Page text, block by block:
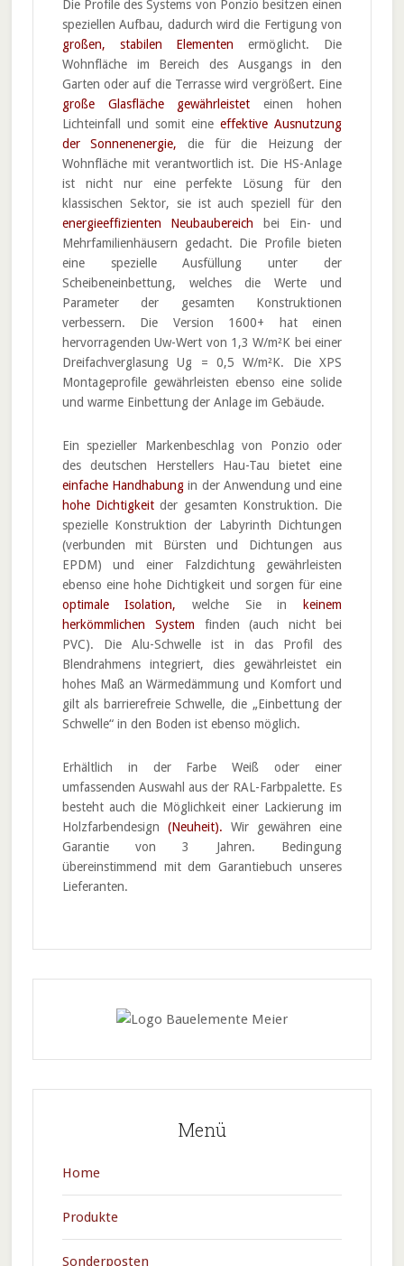
Die Profile des Systems von Ponzio besitzen einen
speziellen Aufbau, dadurch wird die Fertigung von
großen, stabilen Elementen ermöglicht. Die
Wohnfläche im Bereich des Ausgangs in den
Garten oder auf die Terrasse wird vergrößert. Eine
große Glasfläche gewährleistet einen hohen
Lichteinfall und somit eineeffektive Ausnutzung
der Sonnenenergie, die für die Heizung der
Wohnfläche mit verantwortlich ist. Die HS-Anlage
ist nicht nur eine perfekte Lösung für den
klassischen Sektor, sie ist auch speziell für den
energieeffizienten Neubaubereich bei Ein- und
Mehrfamilienhäusern gedacht. Die Profile bieten
eine spezielle Ausfüllung unter der
Scheibeneinbettung, welches die Werte und
Parameter der gesamten Konstruktionen
verbessern. Die Version 1600+ hat einen
hervorragenden Uw-Wert von 1,3 W/m²K bei einer
Dreifachverglasung Ug = 0,5 W/m²K. Die XPS
Montageprofile gewährleisten ebenso eine solide
und warme Einbettung der Anlage im Gebäude.
Ein spezieller Markenbeschlag von Ponzio oder
des deutschen Herstellers Hau-Tau bietet eine
einfache Handhabung in der Anwendung und eine
hohe Dichtigkeit der gesamten Konstruktion. Die
spezielle Konstruktion der Labyrinth Dichtungen
(verbunden mit Bürsten und Dichtungen aus
EPDM) und einer Falzdichtung gewährleisten
ebenso eine hohe Dichtigkeit und sorgen für eine
optimale Isolation, welche Sie in
keinem
herkömmlichen System finden (auch nicht bei
PVC). Die Alu-Schwelle ist in das Profil des
Blendrahmens integriert, dies gewährleistet ein
hohes Maß an Wärmedämmung und Komfort und
gilt als barrierefreie Schwelle, die „Einbettung der
Schwelle“ in den Boden ist ebenso möglich.
Erhältlich in der Farbe Weiß oder einer
umfassenden Auswahl aus der RAL-Farbpalette. Es
besteht auch die Möglichkeit einer Lackierung im
Holzfarbendesign (Neuheit). Wir gewähren eine
Garantie von 3 Jahren. Bedingung
übereinstimmend mit dem Garantiebuch unseres
Lieferanten.
Menü
Home
Produkte
Sonderposten